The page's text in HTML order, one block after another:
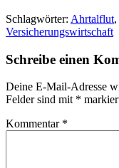
Schlagwörter: Ahrtalflut,
Versicherungswirtschaft
Schreibe einen
Deine E-Mail-Adresse
Felder sind mit *
Kommentar *